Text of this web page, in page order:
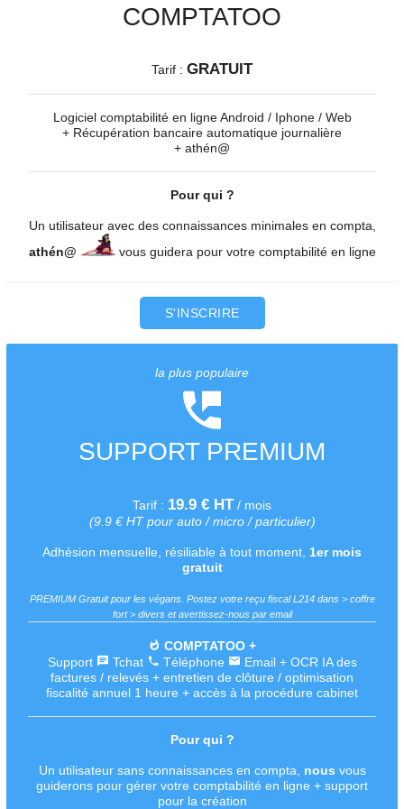
COMPTATOO
Tarif : GRATUIT
Logiciel comptabilité en ligne Android / Iphone / Web
+ Récupération bancaire automatique journalière
+ athén@
Pour qui ?
Un utilisateur avec des connaissances minimales en compta,
athén@
vous guidera pour votre comptabilité en ligne
S'INSCRIRE
la plus populaire
SUPPORT PREMIUM
Tarif : 19.9 € HT/ mois
(9.9 € HT pour auto / micro / particulier)
Adhésion mensuelle, résiliable à tout moment, 1er mois
gratuit
PREMIUM Gratuit pour les végans. Postez votre reçu fiscal L214 dans > coffre
fort > divers et avertissez-nous par email
COMPTATOO +
Support
Tchat Téléphone
Email + OCR IA des
factures / relevés + entretien de clôture / optimisation
fiscalité annuel 1 heure + accès à la procédure cabinet
Pour qui ?
Un utilisateur sans connaissances en compta, nous vous
guiderons pour gérer votre comptabilité en ligne + support
pour la création